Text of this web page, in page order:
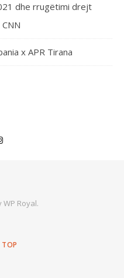
dhe rrugëtimi drejt
x APR Tirana
WP Royal.